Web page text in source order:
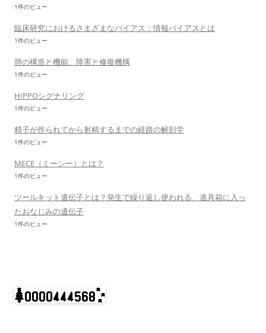
1件のビュー
臨床研究におけるさまざまなバイアス：情報バイアスとは
1件のビュー
肺の構造と機能、障害と修復機構
1件のビュー
HIPPOシグナリング
1件のビュー
精子が作られてから射精するまでの経路の解剖学
1件のビュー
MECE（ミーシー）とは？
1件のビュー
ツールキット遺伝子とは？発生で繰り返し使われる、道具箱に入っ
たおなじみの遺伝子
1件のビュー